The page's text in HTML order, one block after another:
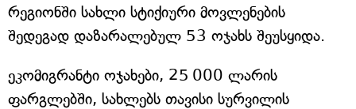
რეგიონში სახლი სტიქიური მოვლენების
შედეგად დაზარალებულ 53 ოჯახს შეუსყიდა.
ეკომიგრანტი ოჯახები, 25 000 ლარის
ფარგლებში, სახლებს თავისი სურვილის